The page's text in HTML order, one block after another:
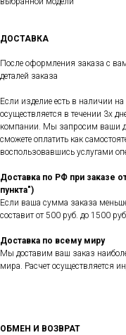
ДОСТАВКА
После оформления заказа с
деталей заказа
Если изделие есть в наличии
осуществляется в течении 3х
компании. Мы запросим ваши
сможете оплатить как
воспользовавшись услугами
Доставка по РФ при заказе
пункта")
Если ваша сумма заказа
составит от 500 руб. до 1500
Доставка по всему миру
Мы доставим ваш заказ
мира. Расчет осуществляется
ОБМЕН И ВОЗВРАТ